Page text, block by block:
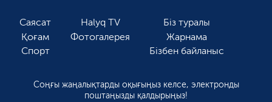
Саясат
Қоғам
Спорт
Halyq TV
Фотогалерея
Біз туралы
Жарнама
Бізбен байланыс
Соңғы жаңалықтарды оқығыңыз келсе, электронды
поштаңызды қалдырыңыз!